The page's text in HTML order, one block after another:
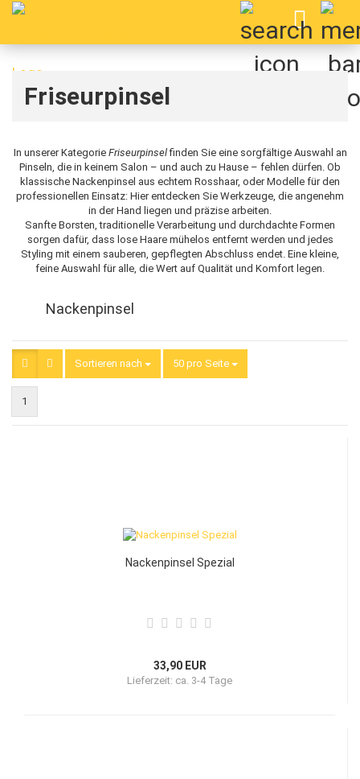
Friseurpinsel
In unserer Kategorie Friseurpinselfinden Sie eine sorgfältige Auswahl an
Pinseln, die in keinem Salon – und auch zu Hause – fehlen dürfen. Ob
klassische Nackenpinsel aus echtem Rosshaar, oder Modelle für den
professionellen Einsatz: Hier entdecken Sie Werkzeuge, die angenehm
in der Hand liegen und präzise arbeiten.
Sanfte Borsten, traditionelle Verarbeitung und durchdachte Formen
sorgen dafür, dass lose Haare mühelos entfernt werden und jedes
Styling mit einem sauberen, gepflegten Abschluss endet. Eine kleine,
feine Auswahl für alle, die Wert auf Qualität und Komfort legen.
Nackenpinsel
Sortieren nach
Sortieren nach 50 pro Seite
pro Seite
1
Nackenpinsel Spezial
33,90 EUR
Lieferzeit: ca. 3-4 Tage